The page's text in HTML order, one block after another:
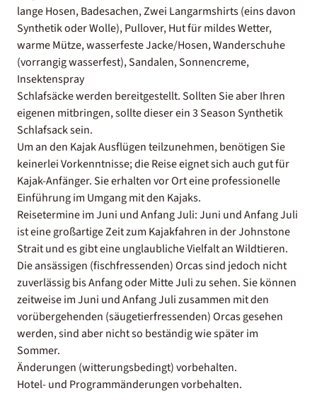
lange Hosen, Badesachen, Zwei Langarmshirts (eins davon
Synthetik oder Wolle), Pullover, Hut für mildes Wetter,
warme Mütze, wasserfeste Jacke/Hosen, Wanderschuhe
(vorrangig wasserfest), Sandalen, Sonnencreme,
Insektenspray
Schlafsäcke werden bereitgestellt. Sollten Sie aber Ihren
eigenen mitbringen, sollte dieser ein 3 Season Synthetik
Schlafsack sein.
Um an den Kajak Ausflügen teilzunehmen, benötigen Sie
keinerlei Vorkenntnisse; die Reise eignet sich auch gut für
Kajak-Anfänger. Sie erhalten vor Ort eine professionelle
Einführung im Umgang mit den Kajaks.
Reisetermine im Juni und Anfang Juli: Juni und Anfang Juli
ist eine großartige Zeit zum Kajakfahren in der Johnstone
Strait und es gibt eine unglaubliche Vielfalt an Wildtieren.
Die ansässigen (fischfressenden) Orcas sind jedoch nicht
zuverlässig bis Anfang oder Mitte Juli zu sehen. Sie können
zeitweise im Juni und Anfang Juli zusammen mit den
vorübergehenden (säugetierfressenden) Orcas gesehen
werden, sind aber nicht so beständig wie später im
Sommer.
Änderungen (witterungsbedingt) vorbehalten.
Hotel- und Programmänderungen vorbehalten.